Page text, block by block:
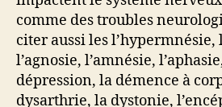
comme des troubles
citer aussi les l’hypermnésie,
l’agnosie, l’amnésie,
dépression, la démence à
dysarthrie, la dystonie,